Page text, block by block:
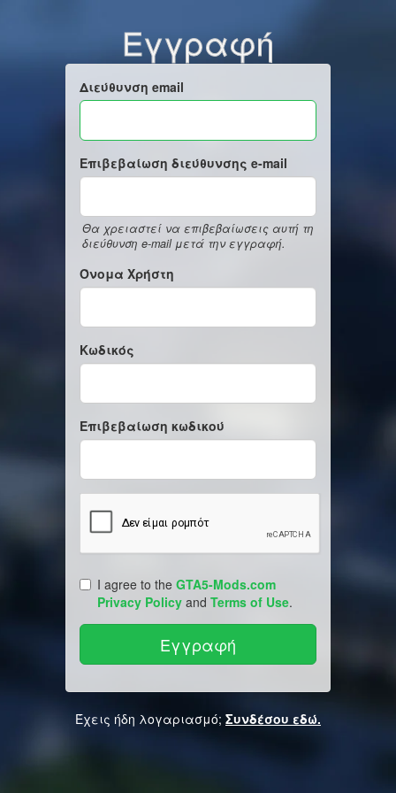
Εγγραφή
Διεύθυνση email
Επιβεβαίωση διεύθυνσης e-mail
Θα χρειαστεί να επιβεβαίωσεις αυτή τη
διεύθυνση e-mail μετά την εγγραφή.
Όνομα Χρήστη
Κωδικός
Επιβεβαίωση κωδικού
I agree to the GTA5-Mods.com
Privacy Policy and Terms of Use.
Έχεις ήδη λογαριασμό; Συνδέσου εδώ.